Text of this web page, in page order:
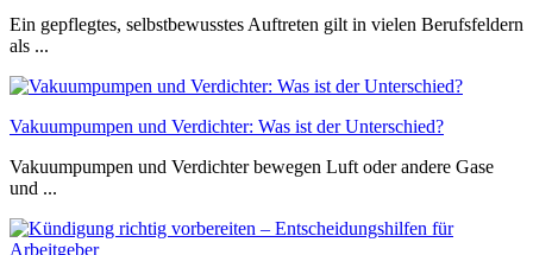
Ein gepflegtes, selbstbewusstes Auftreten gilt in vielen Berufsfeldern
als ...
Vakuumpumpen und Verdichter: Was ist der Unterschied?
Vakuumpumpen und Verdichter bewegen Luft oder andere Gase
und ...